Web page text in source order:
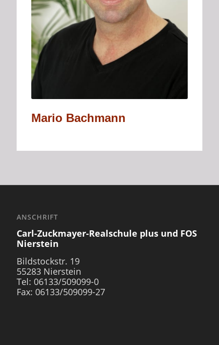
Mario Bachmann
ANSCHRIFT
Carl-Zuckmayer-Realschule plus und FOS
Nierstein
Bildstockstr. 19
55283 Nierstein
Tel: 06133/509099-0
Fax: 06133/509099-27